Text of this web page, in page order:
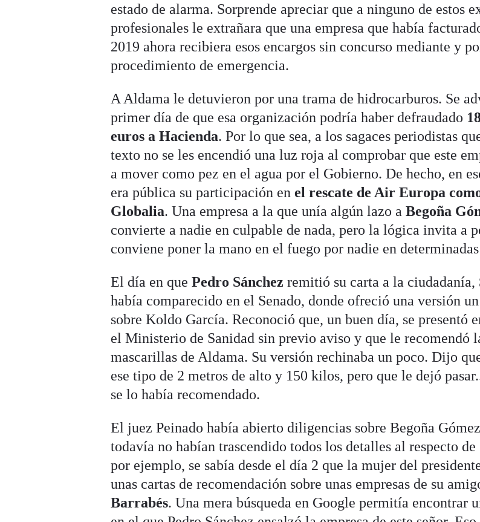
estado de alarma. Sorprende apreciar que a ninguno de estos
profesionales le extrañara que una empresa que había
2019 ahora recibiera esos encargos sin concurso mediante y
procedimiento de emergencia.
A Aldama le detuvieron por una trama de hidrocarburos. Se
primer día de que esa organización podría haber defraudado
euros a Hacienda. Por lo que sea, a los sagaces periodistas
texto no se les encendió una luz roja al comprobar que este
a mover como pez en el agua por el Gobierno. De hecho, en
era pública su participación enel rescate de Air Europa
Globalia. Una empresa a la que unía algún lazo aBegoña
convierte a nadie en culpable de nada, pero la lógica invita a
conviene poner la mano en el fuego por nadie en
El día en quePedro Sánchez remitió su carta a la ciudadanía,
había comparecido en el Senado, donde ofreció una versión
sobre Koldo García. Reconoció que, un buen día, se presentó
el Ministerio de Sanidad sin previo aviso y que le recomendó
mascarillas de Aldama. Su versión rechinaba un poco. Dijo
ese tipo de 2 metros de alto y 150 kilos, pero que le dejó
se lo había recomendado.
El juez Peinado había abierto diligencias sobre Begoña
todavía no habían trascendido todos los detalles al respecto de
por ejemplo, se sabía desde el día 2 que la mujer del
unas cartas de recomendación sobre unas empresas de su
Barrabés. Una mera búsqueda en Google permitía encontrar